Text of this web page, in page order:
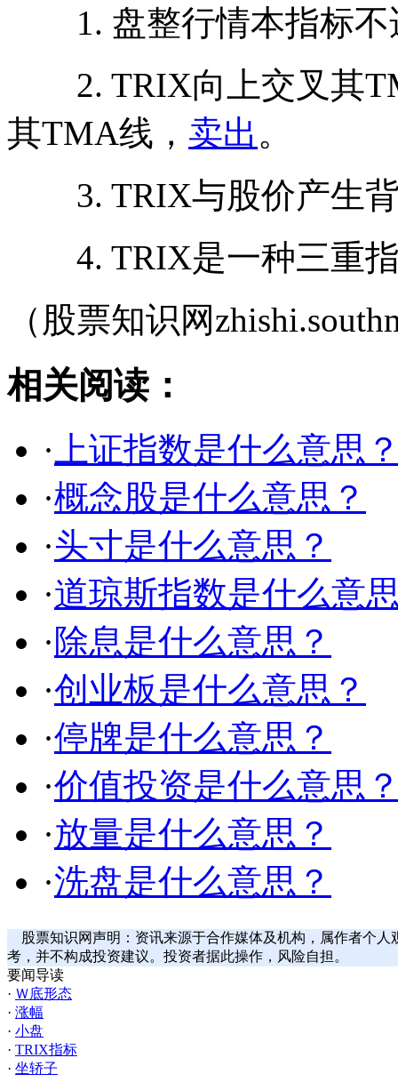
1. 盘整行情本指标不
2. TRIX向上交叉其
其TMA线， 卖出 。
3. TRIX与股价产生背
4. TRIX是一种三重指
（股票知识网
相关阅读：
· 上证指数是什么意思
·概念股是什么意思？
·头寸是什么意思？
·道琼斯指数是什么意
·除息是什么意思？
·创业板是什么意思？
·停牌是什么意思？
·价值投资是什么意思
·放量是什么意思？
·洗盘是什么意思？
股票知识网声明：资讯来源于合作媒体及机构，属作者个人
考，并不构成投资建议。投资者据此操作，风险自担。
要闻导读
· Ｗ底形态
· 涨幅
· 小盘
· TRIX指标
· 坐轿子